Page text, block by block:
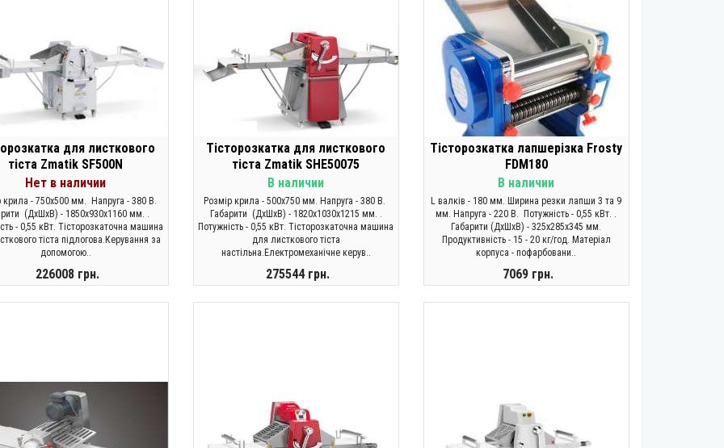
для листкового
тіста Zmatik SF500N
Нет в наличии
крила - 750х500 мм. Напруга - 380 В.
(ДхШхВ) - 1850x930x1160 мм. .
- 0,55 кВт. Тісторозкаточна машина
тіста підлогова.Керування за
допомогою..
226008 грн.
Тісторозкатка для листкового
тіста Zmatik SHE50075
В наличии
Розмір крила - 500х750 мм. Напруга - 380 В.
Габарити (ДхШхВ) - 1820x1030x1215 мм. .
Потужність - 0,55 кВт. Тісторозкаточна машина
для листкового тіста
настільна.Електромеханічне керув..
275544 грн.
Тісторозкатка лапшерізка Frosty
FDM180
В наличии
L валків - 180 мм. Ширина резки лапши 3 та 9
мм. Напруга - 220 В. Потужність - 0,55 кВт. .
Габарити (ДхШхВ) - 325x285x345 мм.
Продуктивність - 15 - 20 кг/год. Матеріал
корпуса - пофарбовани..
7069 грн.